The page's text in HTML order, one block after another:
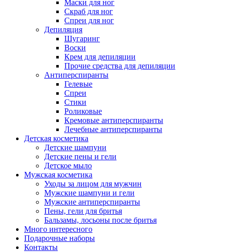
Маски для ног
Скраб для ног
Спреи для ног
Депиляция
Шугаринг
Воски
Крем для депиляции
Прочие средства для депиляции
Антиперспиранты
Гелевые
Спреи
Стики
Роликовые
Кремовые антиперспиранты
Лечебные антиперспиранты
Детская косметика
Детские шампуни
Детские пены и гели
Детское мыло
Мужская косметика
Уходы за лицом для мужчин
Мужские шампуни и гели
Мужские антиперспиранты
Пены, гели для бритья
Бальзамы, лосьоны после бритья
Много интересного
Подарочные наборы
Контакты